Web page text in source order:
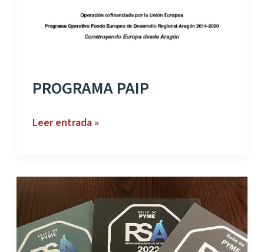
SUSTITUCIÓN
EN
DE
PROGRAMA PAIP
PROGRAMA
Leer entrada »